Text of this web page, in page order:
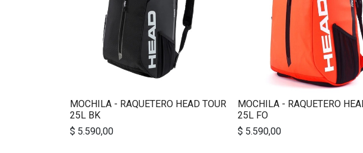
MOCHILA - RAQUETERO HEAD TOUR
25L BK
$ 5.590,00
MOCHILA - RAQUETERO
25L FO
$ 5.590,00